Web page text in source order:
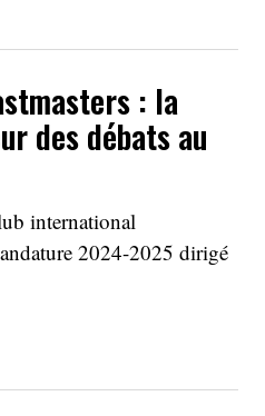
: la
des débats au
international
2024-2025 dirigé